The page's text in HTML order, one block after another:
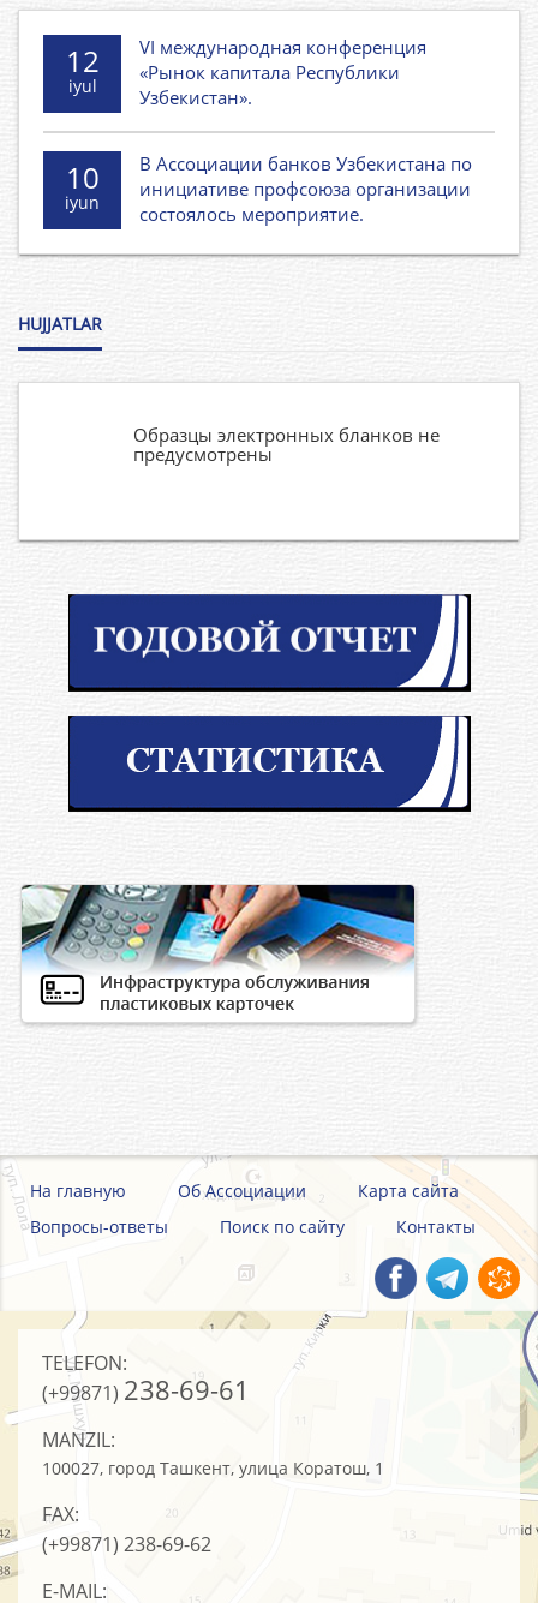
12
iyul
VI международная конференция
«Рынок капитала Республики
Узбекистан».
10
iyun
В Ассоциации банков Узбекистана по
инициативе профсоюза организации
состоялось мероприятие.
HUJJATLAR
Образцы электронных бланков не
предусмотрены
На главную Об Ассоциации
Карта сайта
Вопросы-ответы
Поиск по сайту Контакты
TELEFON:
(+99871) 238-69-61
MANZIL:
100027, город Ташкент, улица Коратош, 1
FAX:
(+99871) 238-69-62
E-MAIL: